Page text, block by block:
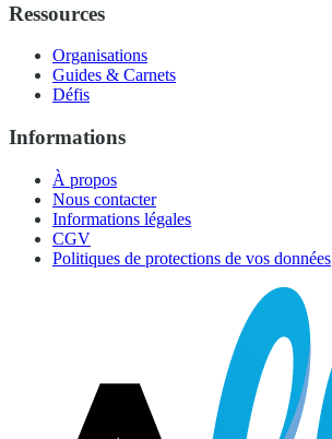
Ressources
Organisations
Guides & Carnets
Défis
Informations
À propos
Nous contacter
Informations légales
CGV
Politiques de protections de vos données